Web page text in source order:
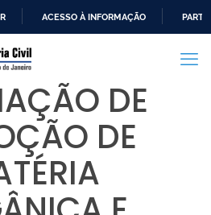
PARA
CONTEÚDO
ACESSO À INFORMAÇÃO
DE
DE